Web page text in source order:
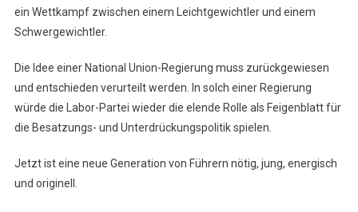
ein Wettkampf zwischen einem Leichtgewichtler und einem
Schwergewichtler.
Die Idee einer National Union-Regierung muss zurückgewiesen
und entschieden verurteilt werden. In solch einer Regierung
würde die Labor-Partei wieder die elende Rolle als Feigenblatt für
die Besatzungs- und Unterdrückungspolitik spielen.
Jetzt ist eine neue Generation von Führern nötig, jung, energisch
und originell.